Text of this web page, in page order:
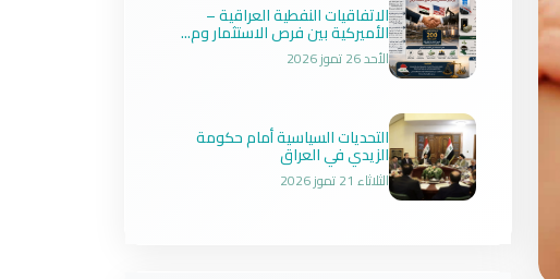
الاتفاقيات النفطية العراقية –
الأميركية بين فرص الاستثمار وم...
الأحد 26 تموز 2026
التحديات السياسية أمام حكومة
الزيدي في العراق
الثلاثاء 21 تموز 2026